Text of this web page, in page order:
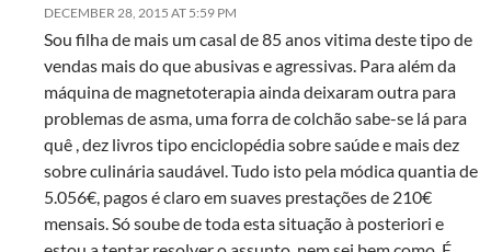
DECEMBER 28, 2015 AT 5:59 PM
Sou filha de mais um casal de 85 anos vitima deste tipo de
vendas mais do que abusivas e agressivas. Para além da
máquina de magnetoterapia ainda deixaram outra para
problemas de asma, uma forra de colchão sabe-se lá para
quê , dez livros tipo enciclopédia sobre saúde e mais dez
sobre culinária saudável. Tudo isto pela módica quantia de
5.056€, pagos é claro em suaves prestações de 210€
mensais. Só soube de toda esta situação à posteriori e